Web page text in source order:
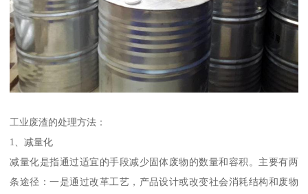
工业废渣的处理方法：
1、减量化
减量化是指通过适宜的手段减少固体废物的数量和容积。主要有两
条途径：一是通过改革工艺，产品设计或改变社会消耗结构和废物